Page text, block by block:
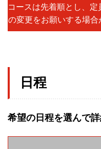
コースは先着順とし、
の変更をお願いする場合
日程
希望の日程を選んで詳